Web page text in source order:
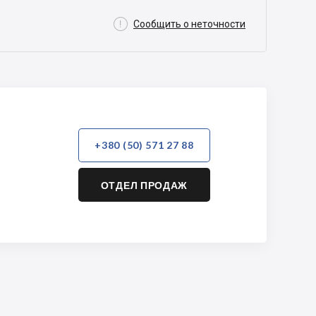
 Сообщить о неточности
+380 (50) 571 27 88
ОТДЕЛ ПРОДАЖ